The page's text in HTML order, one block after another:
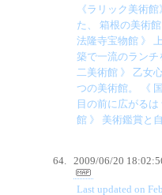
《ラリック美術
た、 箱根の美術
法隆寺宝物館 》
築で一流のラン
二美術館 》 乙女
つの美術館。 《
目の前に広がる
館 》 美術鑑賞と
2009/06/20
Last updated on